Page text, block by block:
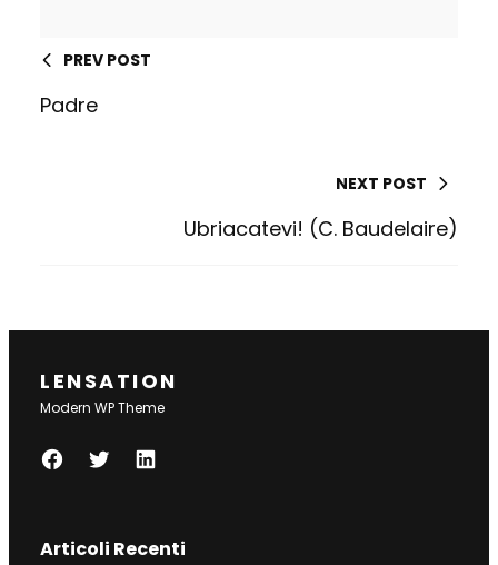
PREV POST
Padre
NEXT POST
Ubriacatevi! (C. Baudelaire)
LENSATION
Modern WP Theme
F
E
T
T
L
K
Articoli Recenti